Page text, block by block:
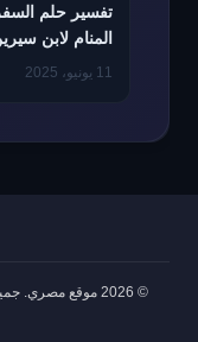
تفسير حلم
المنام لابن
11 يونيو، 2025
© 2026 موقع مصري. جميع الحقوق محفوظة.